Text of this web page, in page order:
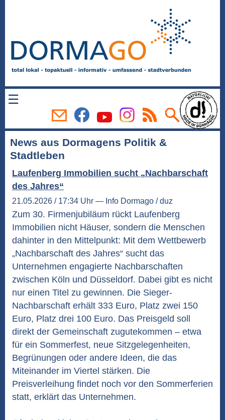
☰
News aus Dormagens Politik &
Stadtleben
Laufenberg Immobilien sucht „Nachbarschaft
des Jahres“
21.05.2026 / 17:34 Uhr — Info Dormago / duz
Zum 30. Firmenjubiläum rückt Laufenberg
Immobilien nicht Häuser, sondern die Menschen
dahinter in den Mittelpunkt: Mit dem Wettbewerb
„Nachbarschaft des Jahres“ sucht das
Unternehmen engagierte Nachbarschaften
zwischen Köln und Düsseldorf. Dabei gibt es nicht
nur einen Titel zu gewinnen. Die Sieger-
Nachbarschaft erhält 333 Euro, Platz zwei 150
Euro, Platz drei 100 Euro. Das Preisgeld soll
direkt der Gemeinschaft zugutekommen – etwa
für ein Sommerfest, neue Sitzgelegenheiten,
Begrünungen oder andere Ideen, die das
Miteinander im Viertel stärken. Die
Preisverleihung findet noch vor den Sommerferien
statt, erklärt das Unternehmen.